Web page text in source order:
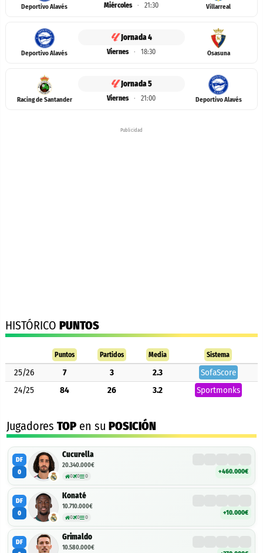
Deportivo Alavés Miércoles · 21:30 Villarreal
Deportivo Alavés
Jornada 4
Viernes · 18:30 Osasuna
Racing de Santander
Jornada 5
Viernes · 21:00 Deportivo Alavés
Publicidad
HISTÓRICO PUNTOS
Puntos Partidos Media Sistema
25/26 7 3 2.3
SofaScore
24/25
84 26 3.2 Sportmonks
Jugadores TOP en su POSICIÓN
DF
0
Cucurella
20.340.000€
0 0 0
+460.000€
DF
0
Konaté
10.710.000€
0 0 0
+10.000€
DF
Grimaldo
10.580.000€